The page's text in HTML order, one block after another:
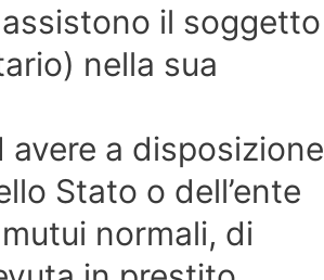
il soggetto
nella sua
a disposizione
Stato o dell’ente
normali, di